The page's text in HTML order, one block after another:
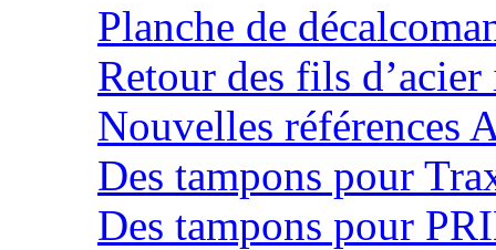
Planche de
Retour des fils
Nouvelles références
Des tampons pour
Des tampons pour